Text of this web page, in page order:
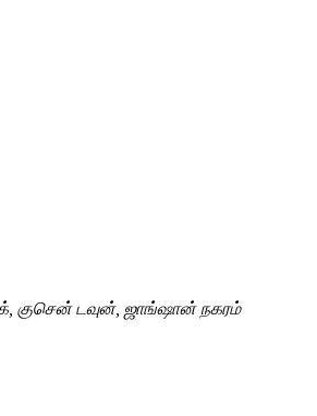
குசென் டவுன், ஜாங்ஷான் நகரம்